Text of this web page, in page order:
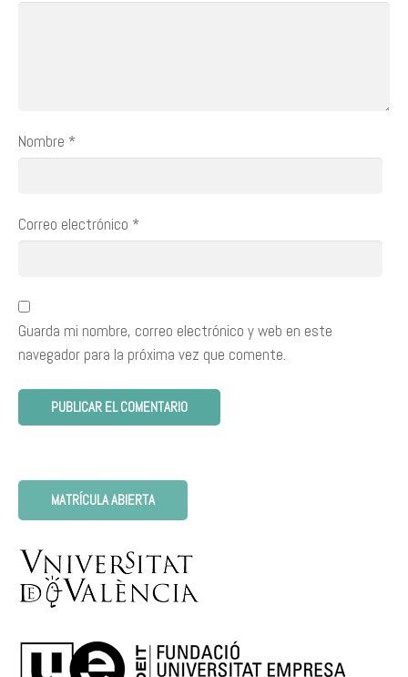
Nombre *
Correo electrónico *
Guarda mi nombre, correo electrónico y web en este
navegador para la próxima vez que comente.
MATRÍCULA ABIERTA